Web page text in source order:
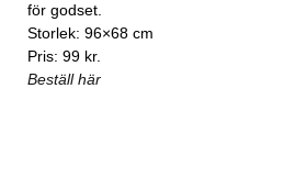
för godset.
Storlek: 96×68 cm
Pris: 99 kr.
Beställ här